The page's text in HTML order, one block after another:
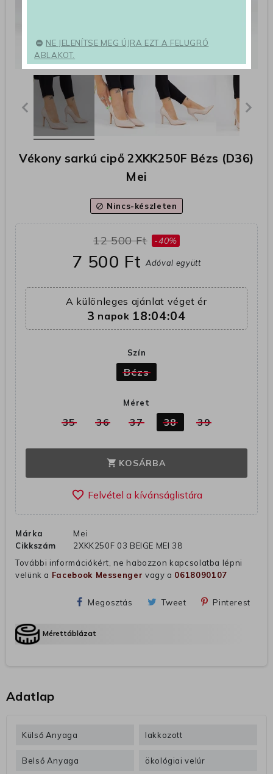
Vékony sarkú cipő 2XKK250F Bézs (D36)
Mei
block Nincs-készleten
12 500 Ft -40%
7 500 FtAdóval együtt
A különleges ajánlat véget ér
3 napok 18:04:03
Szín
Bézs
Méret
35 36 37 38 39
shopping_cart KOSÁRBA
favorite_border
Márka
Mei
Cikkszám
2XKK250F 03 BEIGE MEI 38
További információkért, ne habozzon kapcsolatba lépni
velünk a Facebook Messenger vagy a 0618090107
Megosztás Tweet Pinterest
Mérettáblázat
Adatlap
Külső Anyaga lakkozott
Belső Anyaga ökológiai velúr
NE JELENÍTSE MEG ÚJRA EZT A FELUGRÓ
ABLAKOT.